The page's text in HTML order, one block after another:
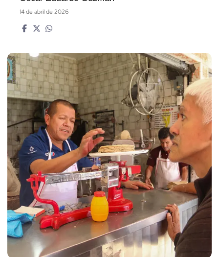
14 de abril de 2026